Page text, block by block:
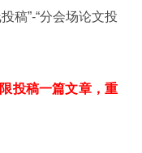
投稿”-“分会场论文投
投稿一篇文章，重